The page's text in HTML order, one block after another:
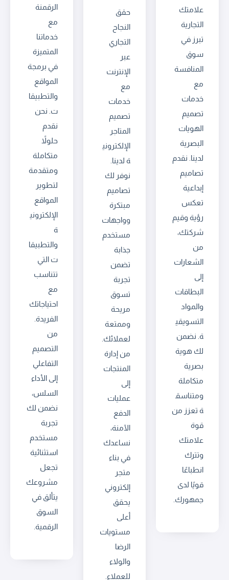
علامتك
التجارية
تبرز في
سوق
المنافسة
مع
خدمات
تصميم
الهويات
البصرية
لدينا. نقدم
تصاميم
إبداعية
تعكس
رؤية وقيم
شركتك،
من
الشعارات
إلى
البطاقات
والمواد
التسويقي
ة. نضمن
لك هوية
بصرية
متكاملة
ومتناسق
ة تعزز من
قوة
علامتك
وتترك
انطباعًا
قويًا لدى
جمهورك.
حقق
النجاح
التجاري
عبر
الإنترنت
مع
خدمات
تصميم
المتاجر
الإلكتروني
ة لدينا.
نوفر لك
تصاميم
مبتكرة
وواجهات
مستخدم
جذابة
تضمن
تجربة
تسوق
مريحة
وممتعة
لعملائك.
من إدارة
المنتجات
إلى
عمليات
الدفع
الآمنة،
نساعدك
في بناء
متجر
إلكتروني
يحقق
أعلى
مستويات
الرضا
والولاء
للعملاء.
الرقمنة
مع
خدماتنا
المتميزة
في برمجة
المواقع
والتطبيقا
ت. نحن
نقدم
حلولاً
متكاملة
ومتقدمة
لتطوير
المواقع
الإلكتروني
ة
والتطبيقا
ت التي
تتناسب
مع
احتياجاتك
الفريدة.
من
التصميم
التفاعلي
إلى الأداء
السلس،
نضمن لك
تجربة
مستخدم
استثنائية
تجعل
مشروعك
يتألق في
السوق
الرقمية.